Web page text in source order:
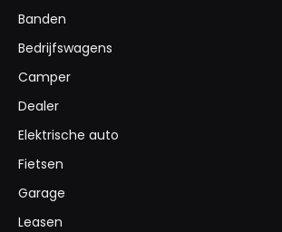
Banden
Bedrijfswagens
Camper
Dealer
Elektrische auto
Fietsen
Garage
Leasen